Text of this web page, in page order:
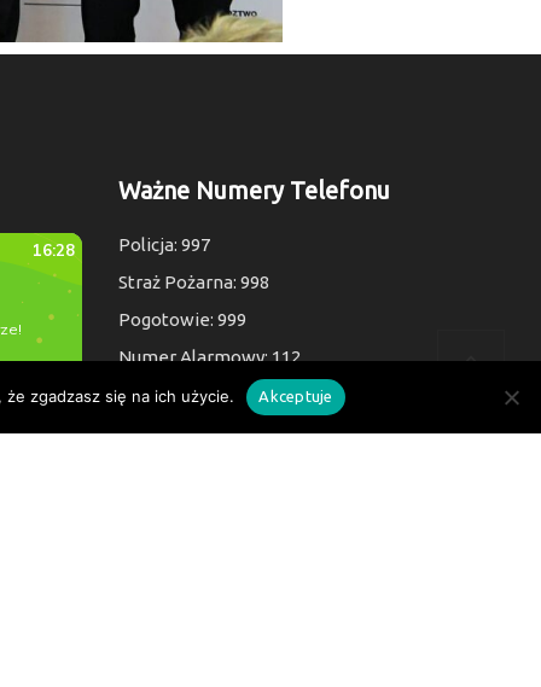
Ważne Numery Telefonu
Policja: 997
Straż Pożarna: 998
Pogotowie: 999
Numer Alarmowy: 112
zgadzasz się na ich użycie. Akceptuje